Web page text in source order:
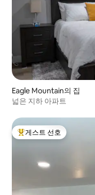
Eagle Mountain의 집
넓은 지하 아파트
상위 게스트 선호
게스트 선호